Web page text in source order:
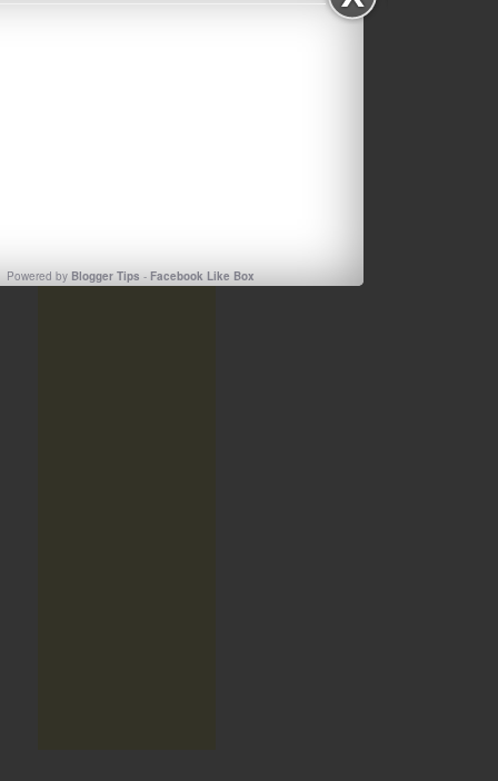
Powered by Blogger Tips - Facebook Like Box